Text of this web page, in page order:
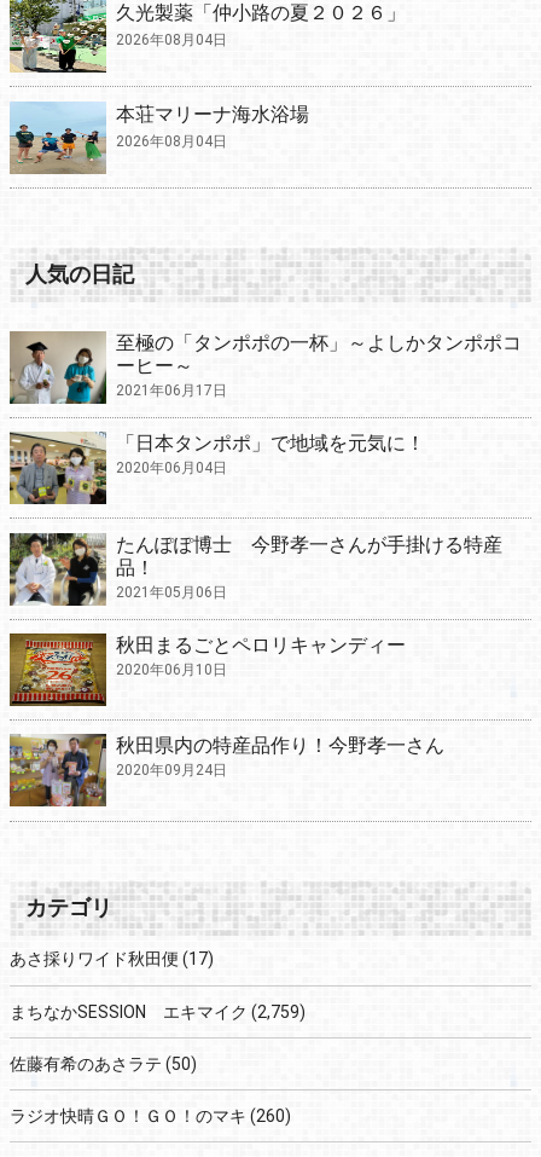
久光製薬「仲小路の夏２０２６」
2026年08月04日
本荘マリーナ海水浴場
2026年08月04日
人気の日記
至極の「タンポポの一杯」～よしかタンポポコ
ーヒー～
2021年06月17日
「日本タンポポ」で地域を元気に！
2020年06月04日
たんぽぽ博士 今野孝一さんが手掛ける特産
品！
2021年05月06日
秋田まるごとペロリキャンディー
2020年06月10日
秋田県内の特産品作り！今野孝一さん
2020年09月24日
カテゴリ
あさ採りワイド秋田便 (17)
まちなかSESSION エキマイク (2,759)
佐藤有希のあさラテ (50)
ラジオ快晴ＧＯ！ＧＯ！のマキ (260)